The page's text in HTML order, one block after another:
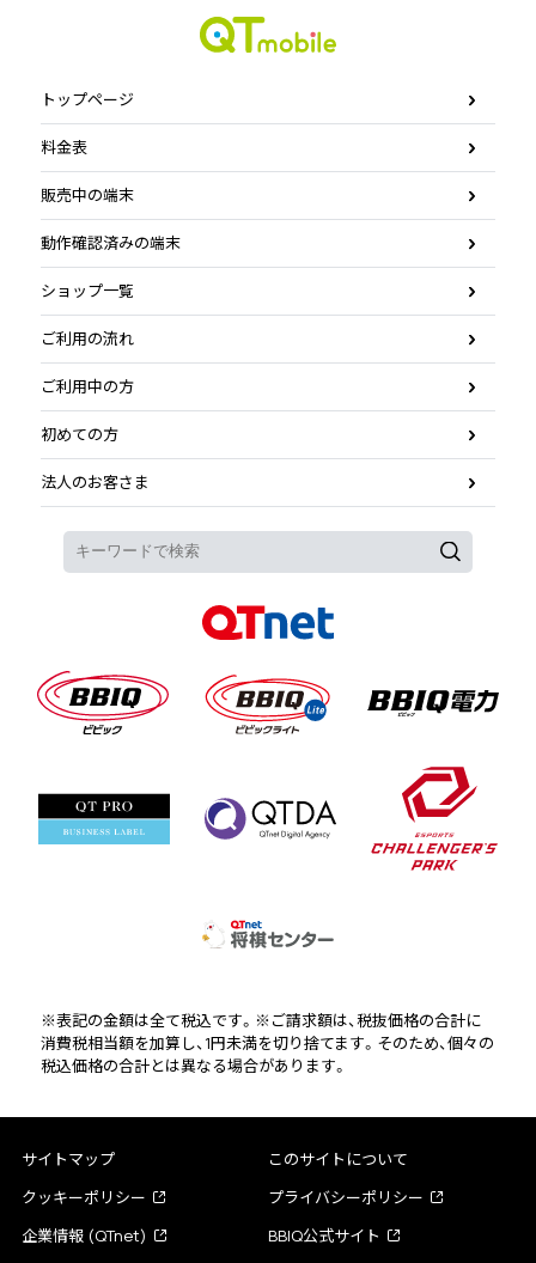
トップページ
料金表
販売中の端末
動作確認済みの端末
ショップ一覧
ご利用の流れ
ご利用中の方
初めての方
法人のお客さま
※表記の金額は全て税込です。※ご請求額は、税抜価格の合計に
消費税相当額を加算し、1円未満を切り捨てます。そのため、個々の
税込価格の合計とは異なる場合があります。
サイトマップ
このサイトについて
クッキーポリシー
プライバシーポリシー
企業情報 (QTnet)
BBIQ公式サイト